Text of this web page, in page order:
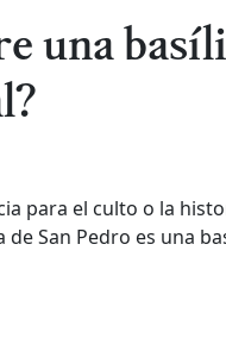
una
para el culto o la
San Pedro es una